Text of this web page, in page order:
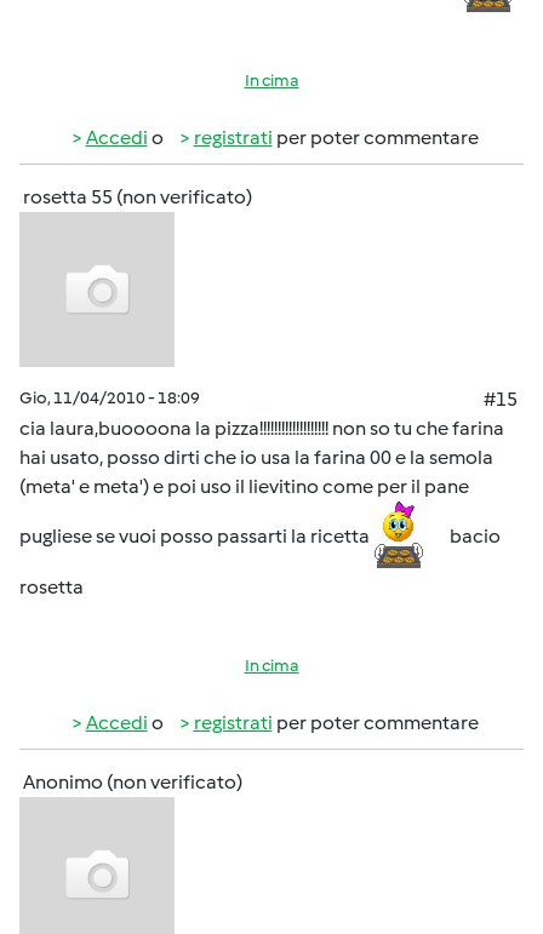
In cima
Accedi o registrati per poter commentare
rosetta 55 (non verificato)
Gio, 11/04/2010 - 18:09
#15
cia laura,buoooona la pizza!!!!!!!!!!!!!!!!!!! non so tu che farina
hai usato, posso dirti che io usa la farina 00 e la semola
(meta' e meta') e poi uso il lievitino come per il pane
pugliese se vuoi posso passarti la ricetta bacio
rosetta
In cima
Accedi o registrati per poter commentare
Anonimo (non verificato)